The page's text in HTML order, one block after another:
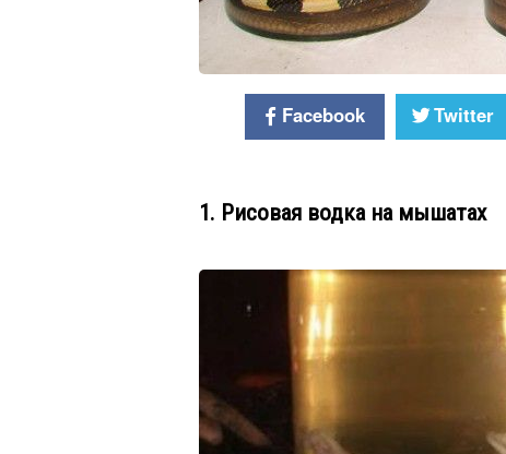
Facebook Twitter
1. Рисовая водка на мышатах